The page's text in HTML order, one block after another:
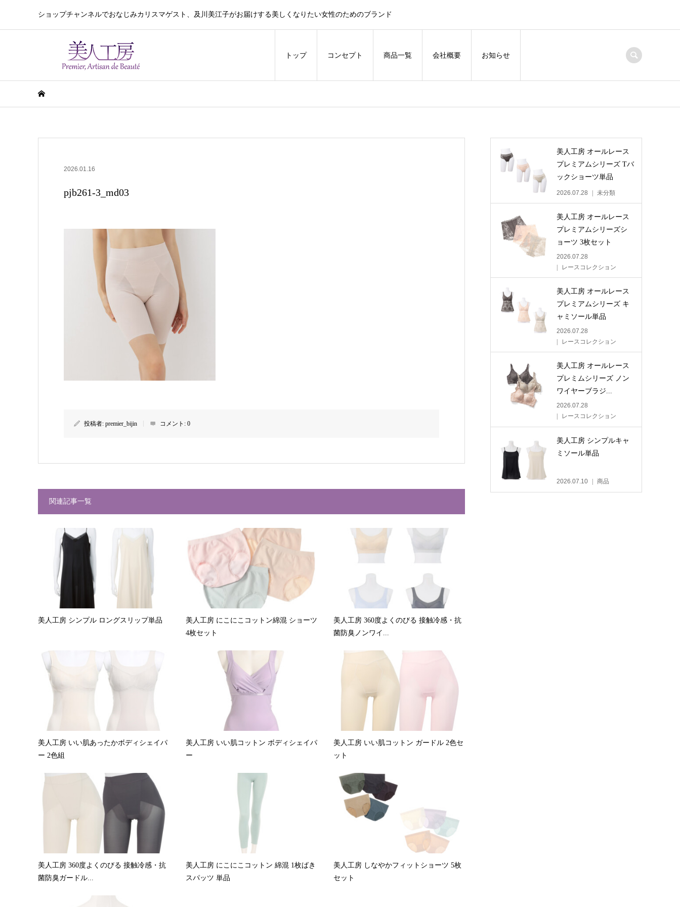
ショップチャンネルでおなじみカリスマゲスト、及川美江子がお届けする美しくなりたい女性のためのブランド
トップ コンセプト 商品一覧 会社概要 お知らせ
2026.01.16
pjb261-3_md03
投稿者: premier_bijin コメント: 0
関連記事一覧
美人工房 シンプル ロングスリップ単品
美人工房 にこにこコットン綿混 ショーツ
4枚セット
美人工房 360度よくのびる 接触冷感・抗
菌防臭ノンワイ...
美人工房 いい肌あったかボディシェイパ
ー 2色組
美人工房 いい肌コットン ボディシェイパ
ー
美人工房 いい肌コットン ガードル 2色セ
ット
美人工房 360度よくのびる 接触冷感・抗
菌防臭ガードル...
美人工房 にこにこコットン 綿混 1枚ばき
スパッツ 単品
美人工房 しなやかフィットショーツ 5枚
セット
美人工房 オールレース
プレミアムシリーズ Tバ
ックショーツ単品
2026.07.28 未分類
美人工房 オールレース
プレミアムシリーズシ
ョーツ 3枚セット
2026.07.28
レースコレクション
美人工房 オールレース
プレミアムシリーズ キ
ャミソール単品
2026.07.28
レースコレクション
美人工房 オールレース
プレミムシリーズ ノン
ワイヤーブラジ...
2026.07.28
レースコレクション
美人工房 シンプルキャ
ミソール単品
2026.07.10 商品